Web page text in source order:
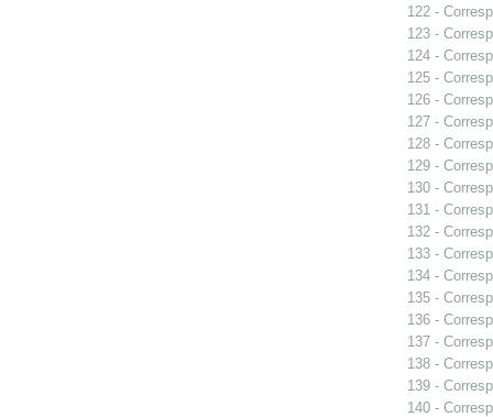
122 -
123 -
124 -
125 -
126 -
127 -
128 -
129 -
130 -
131 -
132 -
133 -
134 -
135 -
136 -
137 -
138 -
139 -
140 -